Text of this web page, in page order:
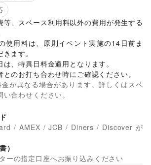
等、スペース利用料以外の費用が発生する
使用料は、原則イベント実施の14日前ま
ます。
、特異日料金適用となります。
のお打ち合わせ時にご確認ください。
が異なる場合があります。詳しくはスペ
合わせください。
/ AMEX / JCB / Diners / Discover が
）
ーの指定口座へお振り込みください